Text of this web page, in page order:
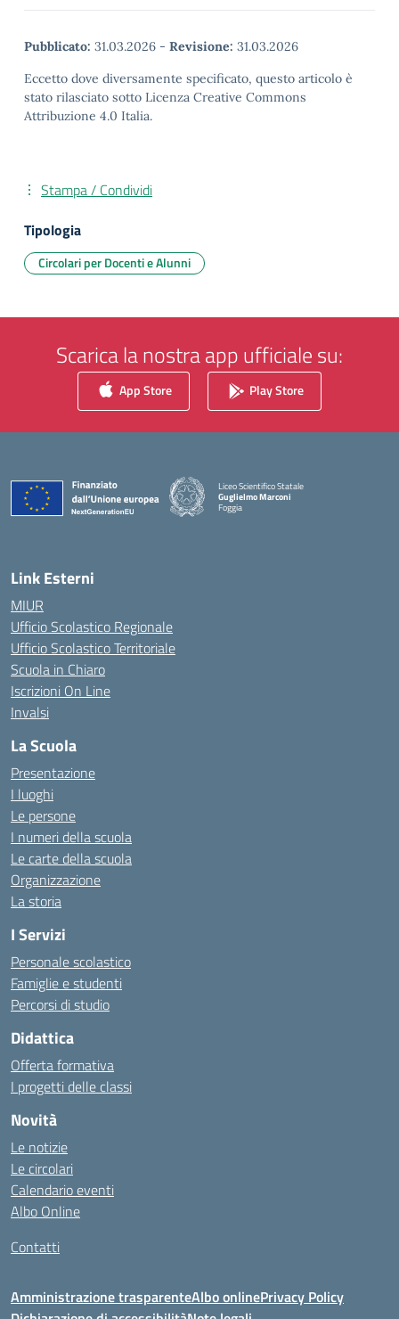
Pubblicato: 31.03.2026 - Revisione: 31.03.2026
Eccetto dove diversamente specificato, questo articolo è
stato rilasciato sotto Licenza Creative Commons
Attribuzione 4.0 Italia.
Stampa / Condividi
Tipologia
Circolari per Docenti e Alunni
Scarica la nostra app ufficiale su:
App Store Play Store
Liceo Scientifico Statale
Guglielmo Marconi
Foggia
— Visita la pagina iniziale della scuola
Link Esterni
MIUR
Ufficio Scolastico Regionale
Ufficio Scolastico Territoriale
Scuola in Chiaro
Iscrizioni On Line
Invalsi
La Scuola
Presentazione
I luoghi
Le persone
I numeri della scuola
Le carte della scuola
Organizzazione
La storia
I Servizi
Personale scolastico
Famiglie e studenti
Percorsi di studio
Didattica
Offerta formativa
I progetti delle classi
Novità
Le notizie
Le circolari
Calendario eventi
Albo Online
Contatti
Amministrazione trasparenteAlbo onlinePrivacy Policy